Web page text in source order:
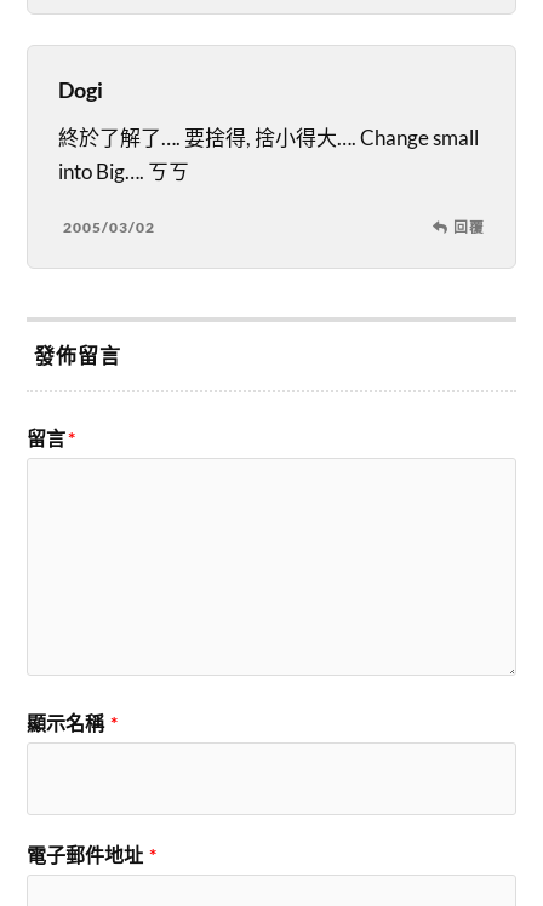
Dogi
終於了解了…. 要捨得, 捨小得大…. Change small
into Big…. ㄎㄎ
2005/03/02 回覆
發佈留言
留言*
顯示名稱 *
電子郵件地址 *